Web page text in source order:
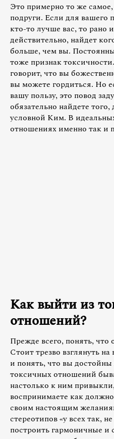
Это примерно то же
подруги. Если для вашего
кто-то лучше вас, то рано
действительно, найдет
больше, чем вы.
тоже признак
говорит, что вы
вы можете гордиться. Но
вашу пользу, это повод
обязательно найдете
условной Ким. В
отношениях именно так и
Как выйти из
отношений?
Прежде всего, понять,
Стоит трезво взглянуть на
и понять, что вы
токсичных отношений
настолько к ним
воспринимаете как
своим настоящим
стереотипов «у всех так,
построить гармоничные